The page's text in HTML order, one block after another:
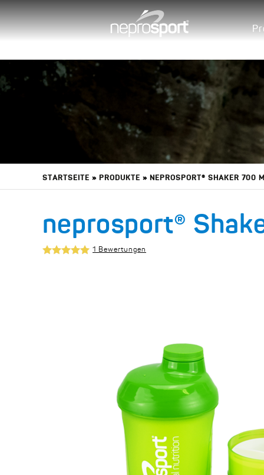
YOU ARE HERE
STARTSEITE » PRODUKTE » NEPROSPORT® SHAKER 700
neprosport®
1 Bewertungen